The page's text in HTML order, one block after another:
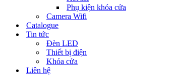
Phụ kiện khóa cửa
Camera Wifi
Catalogue
Tin tức
Đèn LED
Thiết bị điện
Khóa cửa
Liên hệ